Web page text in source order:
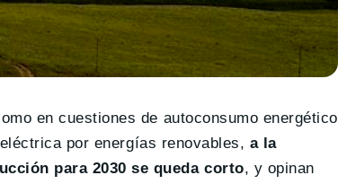
en cuestiones de autoconsumo energético
por energías renovables, a la
para 2030 se queda corto, y opinan